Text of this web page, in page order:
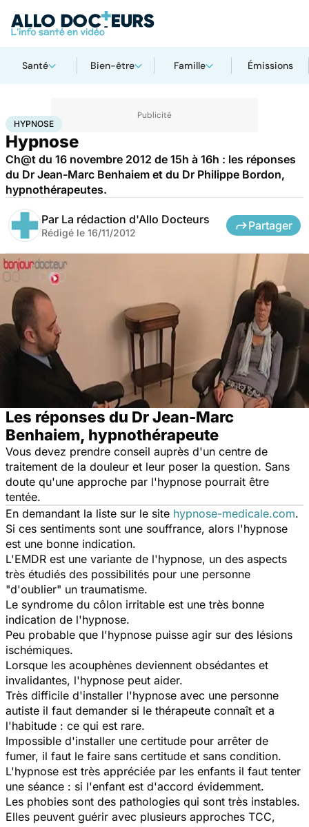
Santé Bien-être Famille Émissions
AccueilSanté
HYPNOSE
Hypnose
Ch@t du 16 novembre 2012 de 15h à 16h : les réponses
du Dr Jean-Marc Benhaiem et du Dr Philippe Bordon,
hypnothérapeutes.
Par La rédaction d'Allo Docteurs
Rédigé le 16/11/2012
Partager
Les réponses du Dr Jean-Marc
Benhaiem, hypnothérapeute
Vous devez prendre conseil auprès d'un centre de
traitement de la douleur et leur poser la question. Sans
doute qu'une approche par l'hypnose pourrait être
tentée.
En demandant la liste sur le site hypnose-medicale.com.
Si ces sentiments sont une souffrance, alors l'hypnose
est une bonne indication.
L'EMDR est une variante de l'hypnose, un des aspects
très étudiés des possibilités pour une personne
"d'oublier" un traumatisme.
Le syndrome du côlon irritable est une très bonne
indication de l'hypnose.
Peu probable que l'hypnose puisse agir sur des lésions
ischémiques.
Lorsque les acouphènes deviennent obsédantes et
invalidantes, l'hypnose peut aider.
Très difficile d'installer l'hypnose avec une personne
autiste il faut demander si le thérapeute connaît et a
l'habitude : ce qui est rare.
Impossible d'installer une certitude pour arrêter de
fumer, il faut le faire sans certitude et sans condition.
L'hypnose est très appréciée par les enfants il faut tenter
une séance : si l'enfant est d'accord évidemment.
Les phobies sont des pathologies qui sont très instables.
Elles peuvent guérir avec plusieurs approches TCC,